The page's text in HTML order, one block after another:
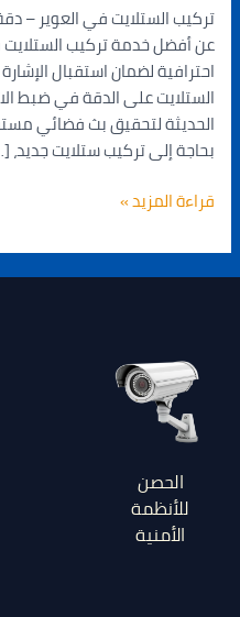
تركيب الستلايت في العوير –
عن أفضل خدمة تركيب الستلايت
احترافية لضمان استقبال
الستلايت على الدقة في ضبط
الحديثة لتحقيق بث فضائي
بحاجة إلى تركيب ستلايت جديد،
قراءة المزيد »
الحصن
للأنظمة
الأمنية